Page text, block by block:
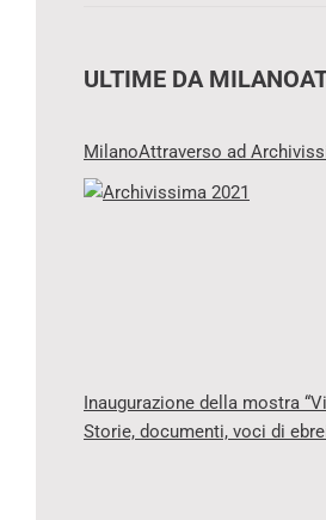
ULTIME DA
MilanoAttraverso ad
Inaugurazione della mostra
Storie, documenti, voci di